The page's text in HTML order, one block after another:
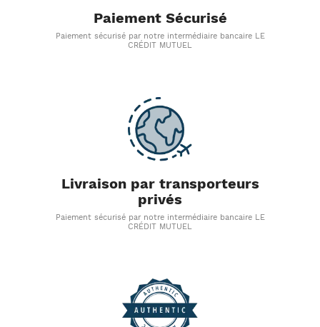
Paiement Sécurisé
Paiement sécurisé par notre intermédiaire bancaire LE
CRÉDIT MUTUEL
Livraison par transporteurs
privés
Paiement sécurisé par notre intermédiaire bancaire LE
CRÉDIT MUTUEL